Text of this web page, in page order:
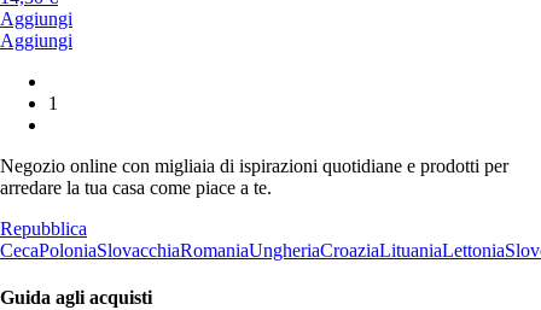
Aggiungi
Aggiungi
1
Negozio online con migliaia di ispirazioni quotidiane e prodotti per
arredare la tua casa come piace a te.
Repubblica
CecaPoloniaSlovacchiaRomaniaUngheriaCroaziaLituaniaLettonia
Guida agli acquisti